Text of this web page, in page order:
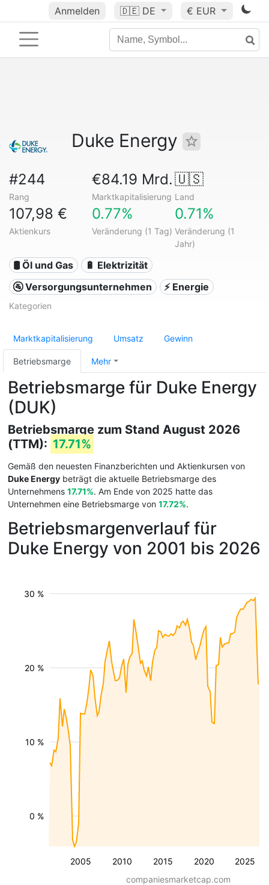
Anmelden 🇩🇪 DE € EUR
Duke Energy
#244
Rang
€84.19 Mrd.
Marktkapitalisierung
🇺🇸
Land
107,98 €
Aktienkurs
0.77%
Veränderung (1 Tag)
0.71%
Veränderung (1
Jahr)
🛢 Öl und Gas
🔋 Elektrizität
🚰 Versorgungsunternehmen
⚡ Energie
Kategorien
Marktkapitalisierung Umsatz Gewinn
Betriebsmarge Mehr
Betriebsmarge für Duke Energy
(DUK)
Betriebsmarge zum Stand August 2026
(TTM): 17.71%
Gemäß den neuesten Finanzberichten und Aktienkursen von
Duke Energy beträgt die aktuelle Betriebsmarge des
Unternehmens 17.71%. Am Ende von 2025 hatte das
Unternehmen eine Betriebsmarge von 17.72%.
Betriebsmargenverlauf für
Duke Energy von 2001 bis 2026
2005 2010 2015 2020 2025
0 %
10 %
20 %
30 %
companiesmarketcap.com